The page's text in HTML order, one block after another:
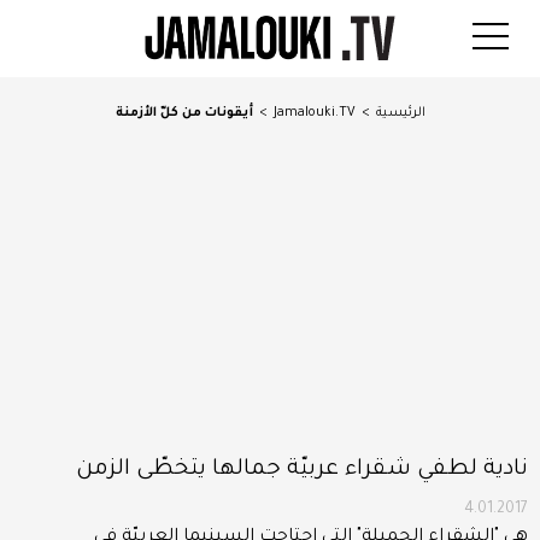
الرئيسية >
Jamalouki.TV
> أيقونات من كلّ الأزمنة
نادية لطفي شقراء عربيّة جمالها يتخطّى الزمن
4.01.2017